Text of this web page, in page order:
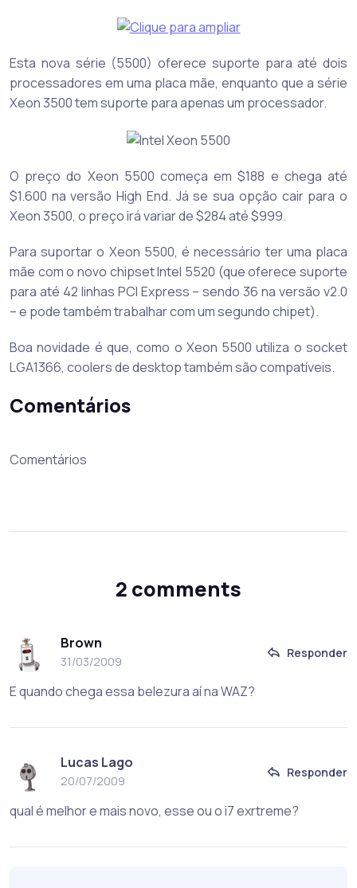
Esta nova série (5500) oferece suporte para até dois
processadores em uma placa mãe, enquanto que a série
Xeon 3500 tem suporte para apenas um processador.
O preço do Xeon 5500 começa em $188 e chega até
$1.600 na versão High End. Já se sua opção cair para o
Xeon 3500, o preço irá variar de $284 até $999.
Para suportar o Xeon 5500, é necessário ter uma placa
mãe com o novo chipset Intel 5520 (que oferece suporte
para até 42 linhas PCI Express – sendo 36 na versão v2.0
– e pode também trabalhar com um segundo chipet).
Boa novidade é que, como o Xeon 5500 utiliza o socket
LGA1366, coolers de desktop também são compatíveis.
Comentários
Comentários
2 comments
Brown
31/03/2009
Responder
E quando chega essa belezura aí na WAZ?
Lucas Lago
20/07/2009
Responder
qual é melhor e mais novo, esse ou o i7 exrtreme?